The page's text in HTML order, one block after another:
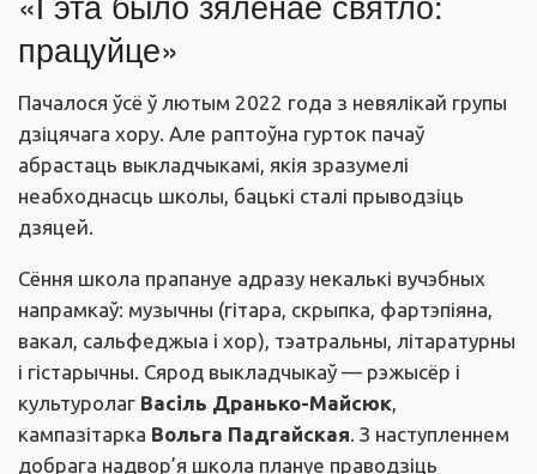
працуйце»
Пачалося ўсё ў лютым 2022 года з невялікай групы
дзіцячага хору. Але раптоўна гурток пачаў
абрастаць выкладчыкамі, якія зразумелі
неабходнасць школы, бацькі сталі прыводзіць
дзяцей.
Сёння школа прапануе адразу некалькі вучэбных
напрамкаў: музычны (гітара, скрыпка, фартэпіяна,
вакал, сальфеджыа і хор), тэатральны, літаратурны
і гістарычны. Сярод выкладчыкаў — рэжысёр і
культуролаг Васіль Дранько-Майсюк
кампазітарка Вольга Падгайская . З наступленнем
добрага надвор’я школа плануе праводзіць